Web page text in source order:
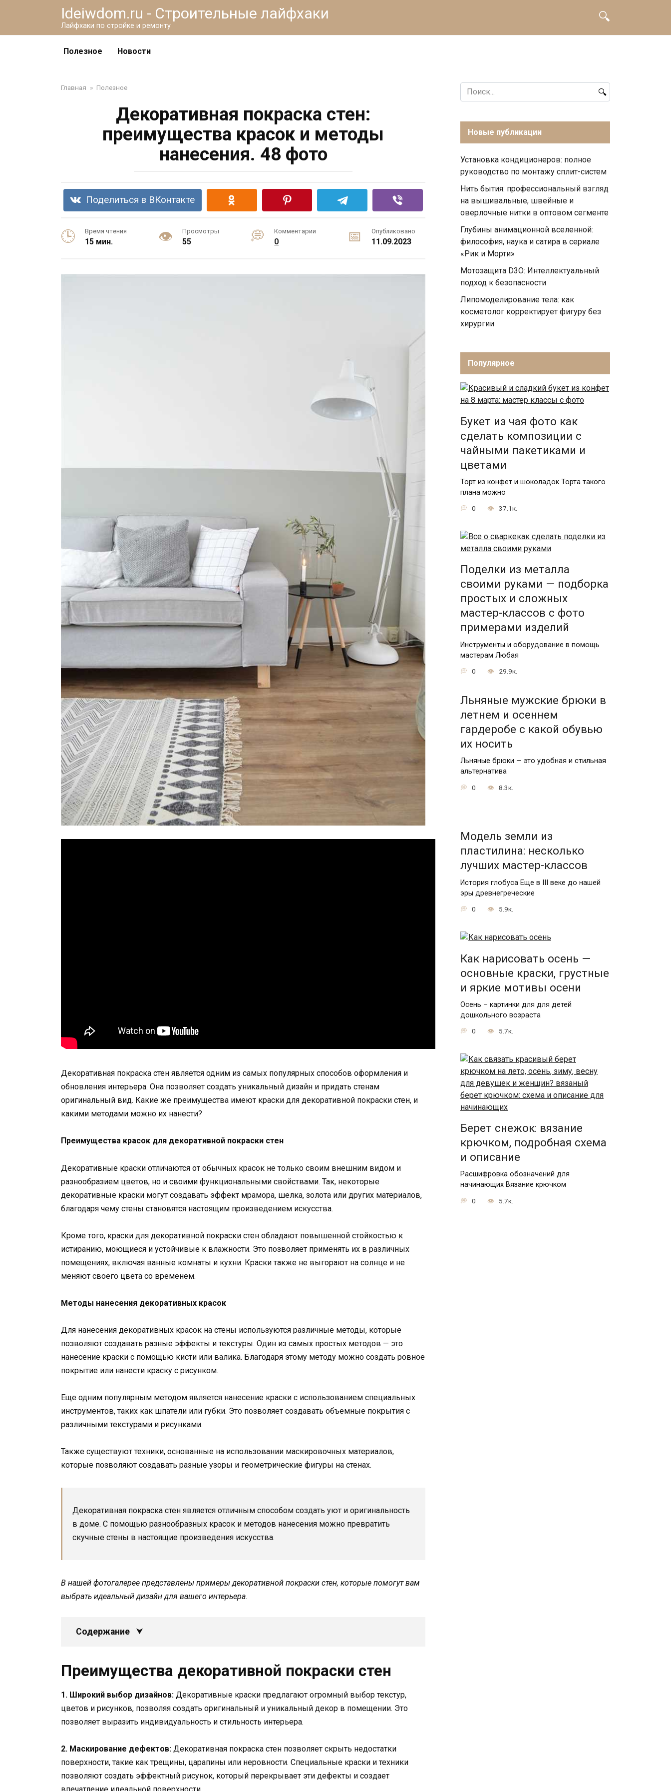
Ideiwdom.ru - Строительные лайфхаки
Лайфхаки по стройке и ремонту
Полезное Новости
Главная » Полезное
Декоративная покраска стен:
преимущества красок и методы
нанесения. 48 фото
Поделиться в ВКонтакте
Время чтения
15 мин.
Просмотры
55
Комментарии
0
Опубликовано
11.09.2023
Декоративная покраска стен является одним из самых популярных способов оформления и
обновления интерьера. Она позволяет создать уникальный дизайн и придать стенам
оригинальный вид. Какие же преимущества имеют краски для декоративной покраски стен, и
какими методами можно их нанести?
Преимущества красок для декоративной покраски стен
Декоративные краски отличаются от обычных красок не только своим внешним видом и
разнообразием цветов, но и своими функциональными свойствами. Так, некоторые
декоративные краски могут создавать эффект мрамора, шелка, золота или других материалов,
благодаря чему стены становятся настоящим произведением искусства.
Кроме того, краски для декоративной покраски стен обладают повышенной стойкостью к
истиранию, моющиеся и устойчивые к влажности. Это позволяет применять их в различных
помещениях, включая ванные комнаты и кухни. Краски также не выгорают на солнце и не
меняют своего цвета со временем.
Методы нанесения декоративных красок
Для нанесения декоративных красок на стены используются различные методы, которые
позволяют создавать разные эффекты и текстуры. Один из самых простых методов — это
нанесение краски с помощью кисти или валика. Благодаря этому методу можно создать ровное
покрытие или нанести краску с рисунком.
Еще одним популярным методом является нанесение краски с использованием специальных
инструментов, таких как шпатели или губки. Это позволяет создавать объемные покрытия с
различными текстурами и рисунками.
Также существуют техники, основанные на использовании маскировочных материалов,
которые позволяют создавать разные узоры и геометрические фигуры на стенах.
Декоративная покраска стен является отличным способом создать уют и оригинальность
в доме. С помощью разнообразных красок и методов нанесения можно превратить
скучные стены в настоящие произведения искусства.
В нашей фотогалерее представлены примеры декоративной покраски стен, которые помогут вам
выбрать идеальный дизайн для вашего интерьера.
Содержание
Преимущества декоративной покраски стен
1. Широкий выбор дизайнов: Декоративные краски предлагают огромный выбор текстур,
цветов и рисунков, позволяя создать оригинальный и уникальный декор в помещении. Это
позволяет выразить индивидуальность и стильность интерьера.
2. Маскирование дефектов: Декоративная покраска стен позволяет скрыть недостатки
поверхности, такие как трещины, царапины или неровности. Специальные краски и техники
позволяют создать эффектный рисунок, который перекрывает эти дефекты и создает
Search
for:
Новые публикации
Установка кондиционеров: полное
руководство по монтажу сплит-систем
Нить бытия: профессиональный взгляд
на вышивальные, швейные и
оверлочные нитки в оптовом сегменте
Глубины анимационной вселенной:
философия, наука и сатира в сериале
«Рик и Морти»
Мотозащита D3O: Интеллектуальный
подход к безопасности
Липомоделирование тела: как
косметолог корректирует фигуру без
хирургии
Популярное
Букет из чая фото как
сделать композиции с
чайными пакетиками и
цветами
Торт из конфет и шоколадок Торта такого
плана можно
0 37.1к.
Поделки из металла
своими руками — подборка
простых и сложных
мастер-классов с фото
примерами изделий
Инструменты и оборудование в помощь
мастерам Любая
0 29.9к.
Льняные мужские брюки в
летнем и осеннем
гардеробе с какой обувью
их носить
Льняные брюки — это удобная и стильная
альтернатива
0 8.3к.
Модель земли из
пластилина: несколько
лучших мастер-классов
История глобуса Еще в III веке до нашей
эры древнегреческие
0 5.9к.
Как нарисовать осень —
основные краски, грустные
и яркие мотивы осени
Осень – картинки для для детей
дошкольного возраста
0 5.7к.
Берет снежок: вязание
крючком, подробная схема
и описание
Расшифровка обозначений для
начинающих Вязание крючком
0 5.7к.